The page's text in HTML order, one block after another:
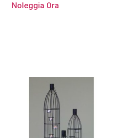
Noleggia Ora